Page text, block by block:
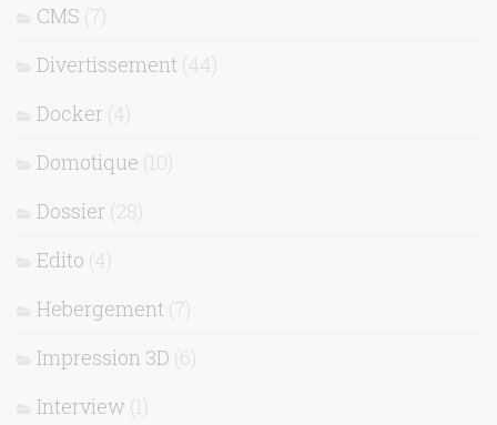
CMS (7)
Divertissement (44)
Docker (4)
Domotique (10)
Dossier (28)
Edito (4)
Hebergement (7)
Impression 3D (6)
Interview (1)